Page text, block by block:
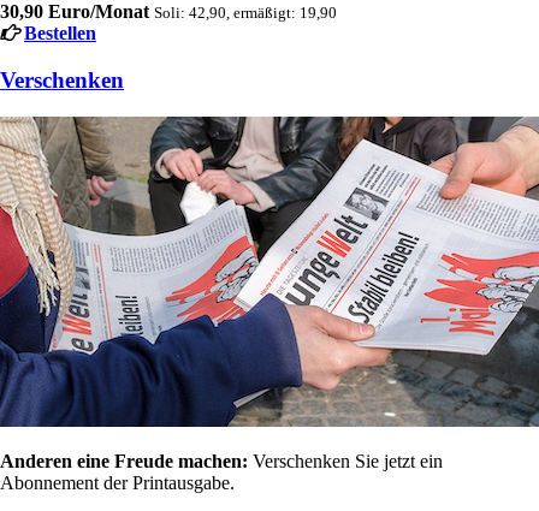
30,90 Euro/Monat Soli: 42,90, ermäßigt: 19,90
Bestellen
Verschenken
Anderen eine Freude machen: Verschenken Sie jetzt ein
Abonnement der Printausgabe.